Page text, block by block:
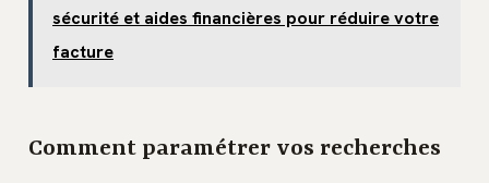
sécurité et aides financières pour réduire votre
facture
Comment paramétrer vos recherches